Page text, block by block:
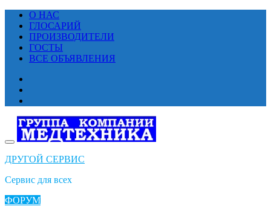
Перейти
содержимому
О НАС
ГЛОСАРИЙ
ПРОИЗВОДИТЕЛИ
ГОСТЫ
ВСЕ ОБЪЯВЛЕНИЯ
ДРУГОЙ СЕРВИС
Сервис для всех
ФОРУМ